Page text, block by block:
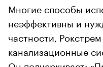
Многие способы
неэффективны и
частности,
канализационные